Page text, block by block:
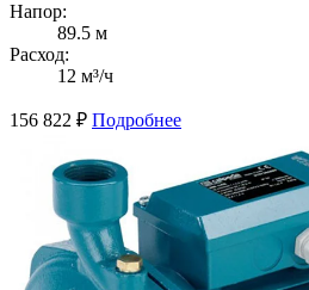
Напор:
89.5 м
Расход:
12 м³/ч
156 822 ₽ Подробнее